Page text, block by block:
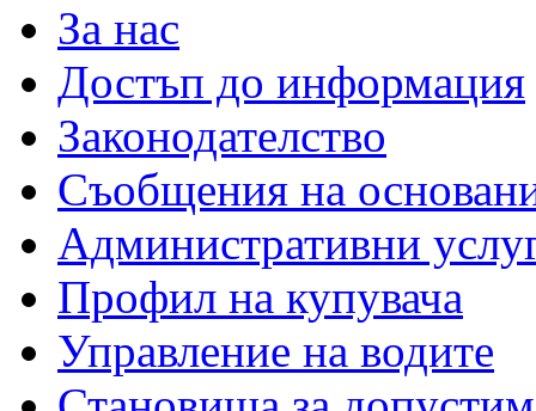
За нас
Достъп до информация
Законодателство
Съобщения на
Административни
Профил на купувача
Управление на водите